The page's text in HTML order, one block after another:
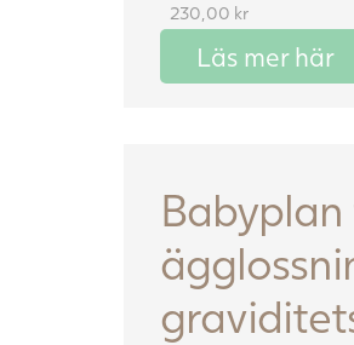
230,00 kr
Läs mer här
Babyplan